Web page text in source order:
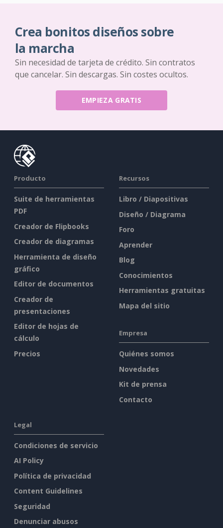
Crea bonitos diseños sobre
la marcha
Sin necesidad de tarjeta de crédito. Sin contratos
que cancelar. Sin descargas. Sin costes ocultos.
EMPIEZA GRATIS
Producto
Suite de herramientas
PDF
Creador de Flipbooks
Creador de diagramas
Herramienta de diseño
gráfico
Editor de documentos
Creador de
presentaciones
Editor de hojas de
cálculo
Precios
Recursos
Libro / Diapositivas
Diseño / Diagrama
Foro
Aprender
Blog
Conocimientos
Herramientas gratuitas
Mapa del sitio
Empresa
Quiénes somos
Novedades
Kit de prensa
Contacto
Legal
Condiciones de servicio
AI Policy
Política de privacidad
Content Guidelines
Seguridad
Denunciar abusos